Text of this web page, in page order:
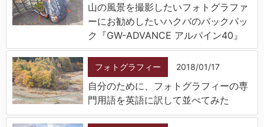
山の風景を撮影したいフォトグラファ
ーにお勧めしたいハクバのバックパッ
ク『GW-ADVANCE アルパイン40』
フォトグラフィー 2018/01/17
自分のために、フォトグラフィーの専
門用語を英語に訳して並べてみた